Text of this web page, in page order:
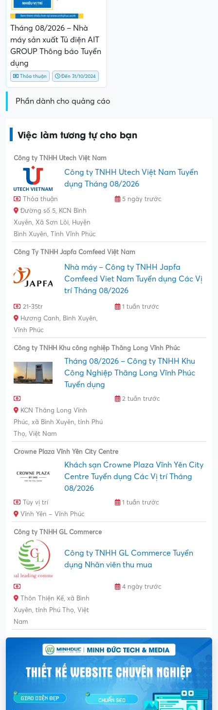
Tháng 08/2026 – Nhà
máy sản xuất Tủ điện AIT
GROUP Thông báo Tuyển
dụng
Thỏa thuận Đến 31/10/2024
Phần dành cho quảng cáo
Việc làm tương tự cho bạn
Công ty TNHH Utech Việt Nam
Công ty TNHH Utech Việt Nam Tuyển
dụng Tháng 08/2026
Thỏa thuận
5 ngày trước
Đường số 5, KCN Bình
Xuyên, Xã Sơn Lôi, Huyện
Bình Xuyên, Tỉnh Vĩnh Phúc
Công Ty TNHH Japfa Comfeed Việt Nam
Nhà máy – Công ty TNHH Japfa
Comfeed Viet Nam Tuyển dụng Các Vị
trí Tháng 08/2026
21-35tr
1 tuần trước
Hương Canh, Bình Xuyên,
Vĩnh Phúc
Công ty TNHH Khu công nghiệp Thăng Long Vĩnh Phúc
Tháng 08/2026 – Công ty TNHH Khu
Công Nghiệp Thăng Long Vĩnh Phúc
Tuyển dụng
2 tuần trước
KCN Thăng Long Vĩnh
Phúc, xã Bình Xuyên, tỉnh Phú
Thọ, Việt Nam
Crowne Plaza Vĩnh Yên City Centre
Khách sạn Crowne Plaza Vĩnh Yên City
Centre Tuyển dụng Các Vị trí Tháng
08/2026
Tùy vị trí
1 tuần trước
Vĩnh Yên – Vĩnh Phúc
Công ty TNHH GL Commerce
Công ty TNHH GL Commerce Tuyển
dụng Nhân viên thu mua
4 ngày trước
Thôn Thiện Kế, xã Bình
Xuyên, tỉnh Phú Thọ, Việt
Nam